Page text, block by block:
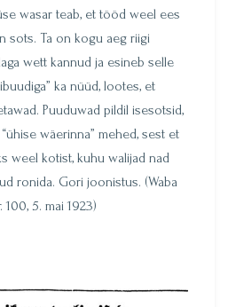
wasar teab, et tööd weel ees
sots. Ta on kogu aeg riigi
wett kannud ja esineb selle
ka nüüd, lootes, et
Puuduwad pildil isesotsid,
wäerinna” mehed, sest et
weel kotist, kuhu walijad nad
ronida. Gori joonistus. (Waba
100, 5. mai 1923)